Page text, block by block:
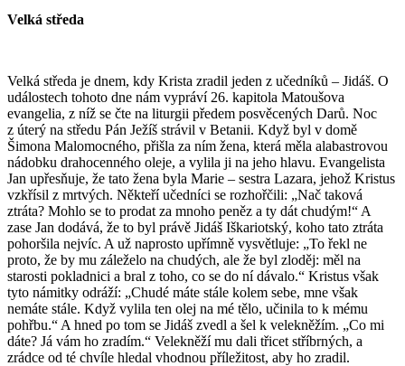
Velká středa
Velká středa je dnem, kdy Krista zradil jeden z učedníků – Jidáš. O
událostech tohoto dne nám vypráví 26. kapitola Matoušova
evangelia, z níž se čte na liturgii předem posvěcených Darů. Noc
z úterý na středu Pán Ježíš strávil v Betanii. Když byl v domě
Šimona Malomocného, přišla za ním žena, která měla alabastrovou
nádobku drahocenného oleje, a vylila ji na jeho hlavu. Evangelista
Jan upřesňuje, že tato žena byla Marie – sestra Lazara, jehož Kristus
vzkřísil z mrtvých. Někteří učedníci se rozhořčili: „Nač taková
ztráta? Mohlo se to prodat za mnoho peněz a ty dát chudým!“ A
zase Jan dodává, že to byl právě Jidáš Iškariotský, koho tato ztráta
pohoršila nejvíc. A už naprosto upřímně vysvětluje: „To řekl ne
proto, že by mu záleželo na chudých, ale že byl zloděj: měl na
starosti pokladnici a bral z toho, co se do ní dávalo.“ Kristus však
tyto námitky odráží: „Chudé máte stále kolem sebe, mne však
nemáte stále. Když vylila ten olej na mé tělo, učinila to k mému
pohřbu.“ A hned po tom se Jidáš zvedl a šel k velekněžím. „Co mi
dáte? Já vám ho zradím.“ Velekněží mu dali třicet stříbrných, a
zrádce od té chvíle hledal vhodnou příležitost, aby ho zradil.